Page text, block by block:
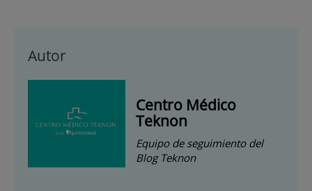
Autor
Centro Médico
Teknon
Equipo de seguimiento del
Blog Teknon